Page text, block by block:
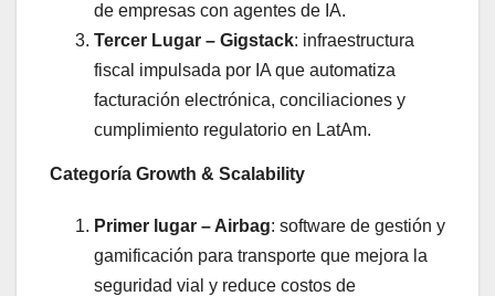
de empresas con agentes de IA.
Tercer Lugar – Gigstack: infraestructura
fiscal impulsada por IA que automatiza
facturación electrónica, conciliaciones y
cumplimiento regulatorio en LatAm.
Categoría Growth & Scalability
Primer lugar – Airbag: software de gestión y
gamificación para transporte que mejora la
seguridad vial y reduce costos de